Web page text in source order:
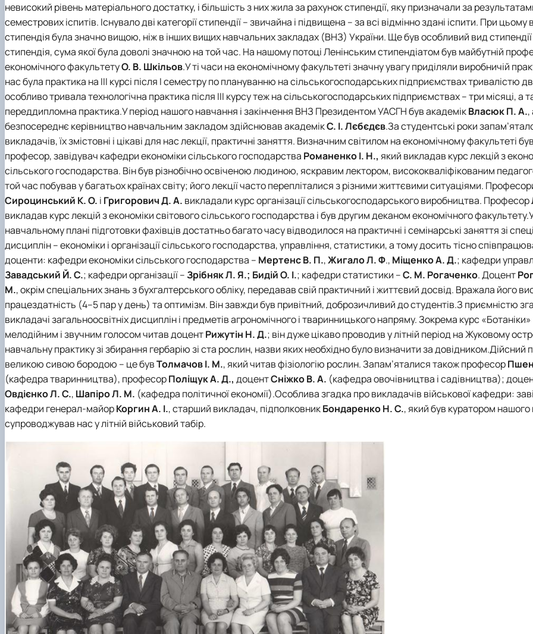
невисокий рівень матеріального достатку, і більшість з них жила за рахунок стипендії, яку призначали за
семестрових іспитів. Існувало дві категорії стипендії – звичайна і підвищена – за всі відмінно здані іспити. При цьому
стипендія була значно вищою, ніж в інших вищих навчальних закладах (ВНЗ) України. Ще був особливий вид стипендії
стипендія, сума якої була доволі значною на той час. На нашому потоці Ленінським стипендіатом був майбутній
економічного факультетуО. В. Шкільов.У ті часи на економічному факультеті значну увагу приділяли виробничій
нас була практика на III курсі після І семестру по плануванню на сільськогосподарських підприємствах тривалістю
особливо тривала технологічна практика після III курсу теж на сільськогосподарських підприємствах – три місяці, а
переддипломна практика.У період нашого навчання і закінчення ВНЗ Президентом УАСГН був академікВласюк П. А.,
безпосереднє керівництво навчальним закладом здійснював академікС. І. Лєбєдєв.За студентські роки
викладачів, їх змістовні і цікаві для нас лекції, практичні заняття. Визначним світилом на економічному факультеті
професор, завідувач кафедри економіки сільського господарства Романенко І. Н., який викладав курс лекцій з
сільського господарства. Він був різнобічно освіченою людиною, яскравим лектором, висококваліфікованим
той час побував у багатьох країнах світу; його лекції часто перепліталися з різними життєвими ситуаціями.
Сироцинський К. О. і Григорович Д. А. викладали курс організації сільськогосподарського виробництва. Професор
викладав курс лекцій з економіки світового сільського господарства і був другим деканом економічного
навчальному плані підготовки фахівців достатньо багато часу відводилося на практичні і семінарські заняття зі
дисциплін – економіки і організації сільського господарства, управління, статистики, а тому досить тісно
доценти: кафедри економіки сільського господарства – Мертенс В. П.,Жигало Л. Ф., Міщенко А. Д.; кафедри
Завадський Й. С.; кафедри організації –Зрібняк Л. Я.; Бидій О. І.; кафедри статистики –С. М. Рогаченко. Доцент
М., окрім спеціальних знань з бухгалтерського обліку, передавав свій практичний і життєвий досвід. Вражала його
працездатність (4–5 пар у день) та оптимізм. Він завжди був привітний, доброзичливий до студентів.З приємністю
викладачі загальноосвітніх дисциплін і предметів агрономічного і тваринницького напряму. Зокрема курс «Ботаніки»
мелодійним і звучним голосом читав доцентРижутін Н. Д.; він дуже цікаво проводив у літній період на Жуковому
навчальну практику зі збирання гербарію зі ста рослин, назви яких необхідно було визначити за довідником.Дійсний
великою сивою бородою – це бувТолмачов І. М., який читав фізіологію рослин. Запам’яталися також професор
(кафедра тваринництва), професорПоліщук А. Д., доцентСніжко В. А. (кафедра овочівництва і садівництва);
Овдієнко Л. С., Шапіро Л. М. (кафедра політичної економії).Особлива згадка про викладачів військової кафедри:
кафедри генерал-майорКоргин А. І., старший викладач, підполковникБондаренко Н. С., який був куратором нашого
супроводжував нас у літній військовий табір.